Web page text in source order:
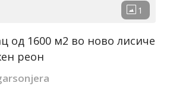
од 1600 м2 во ново лисиче
реон